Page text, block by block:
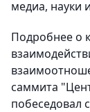
медиа, науки
Подробнее о
саммита
побеседовал